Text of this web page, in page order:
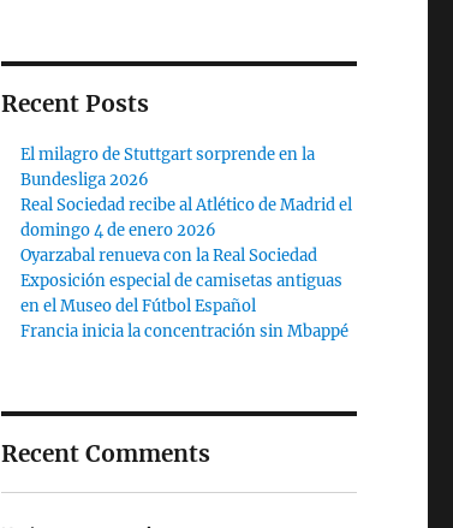
Recent Posts
El milagro de Stuttgart sorprende en la
Bundesliga 2026
Real Sociedad recibe al Atlético de Madrid el
domingo 4 de enero 2026
Oyarzabal renueva con la Real Sociedad
Exposición especial de camisetas antiguas
en el Museo del Fútbol Español
Francia inicia la concentración sin Mbappé
Recent Comments